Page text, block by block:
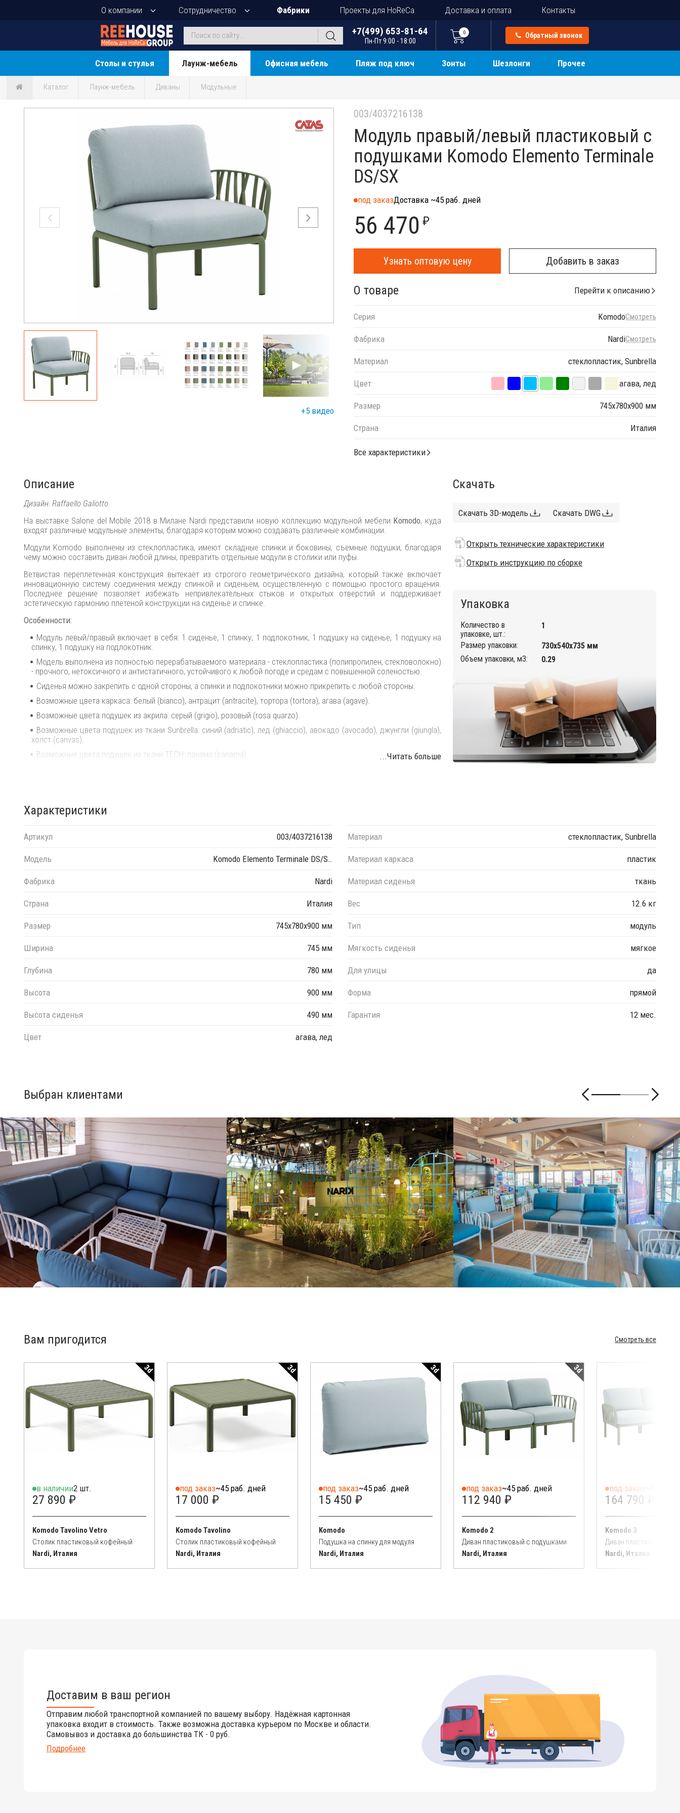
О компании Сотрудничество Фабрики Проекты для HoReCa Доставка и оплата Контакты
+7(499) 653-81-64
Пн-Пт 9:00 - 18:00
0 Обратный звонок
Столы и стулья Лаунж-мебель Офисная мебель Пляж под ключ Зонты Шезлонги Прочее
Каталог Лаунж-мебель Диваны Модульные
+5 видео
003/4037216138
Модуль правый/левый пластиковый с
подушками Komodo Elemento Terminale
DS/SX
под заказДоставка ~45 раб. дней
56 470 ₽
Узнать оптовую цену Добавить в заказ
О товаре Перейти к описанию
Серия KomodoСмотреть
Фабрика NardiСмотреть
Материал стеклопластик, Sunbrella
Цвет агава, лед
Размер 745х780х900 мм
Страна Италия
Все характеристики
Описание
Дизайн: Raffaello Galiotto.
На выставке Salone del Mobile 2018 в Милане Nardi представили новую коллекцию модульной мебели Komodo, куда
входят различные модульные элементы, благодаря которым можно создавать различные комбинации.
Модули Komodo выполнены из стеклопластика, имеют складные спинки и боковины, съемные подушки, благодаря
чему можно составить диван любой длины, превратить отдельные модули в столики или пуфы.
Ветвистая переплетенная конструкция вытекает из строгого геометрического дизайна, который также включает
инновационную систему соединения между спинкой и сиденьем, осуществленную с помощью простого вращения.
Последнее решение позволяет избежать непривлекательных стыков и открытых отверстий и поддерживает
эстетическую гармонию плетеной конструкции на сиденье и спинке.
Особенности:
Модуль левый/правый включает в себя: 1 сиденье, 1 спинку, 1 подлокотник, 1 подушку на сиденье, 1 подушку на
спинку, 1 подушку на подлокотник.
Модель выполнена из полностью перерабатываемого материала - стеклопластика (полипропилен, стекловолокно)
- прочного, нетоксичного и антистатичного, устойчивого к любой погоде и средам с повышенной соленостью.
Сиденья можно закрепить с одной стороны, а спинки и подлокотники можно прикрепить с любой стороны.
Возможные цвета каркаса: белый (bianco), антрацит (antracite), тортора (tortora), агава (agave).
Возможные цвета подушек из акрила: серый (grigio), розовый (rosa quarzo).
Возможные цвета подушек из ткани Sunbrella: синий (adriatic), лед (ghiaccio), авокадо (avocado), джунгли (giungla),
холст (canvas).
Возможные цвета подушек из ткани TECH: панама (panama).
Открыть инструкцию по сборке
Элементы серии Кomodo можно комбинировать между собой в любой последовательности, создавая
...Читать больше
Скачать
Скачать 3D-модель Скачать DWG
Открыть технические характеристики
Открыть инструкцию по сборке
Упаковка
Количество в
упаковке, шт.:
1
Размер упаковки:
730х540х735 мм
Объем упаковки, м3:
0.29
Характеристики
Артикул 003/4037216138
Модель Komodo Elemento Terminale DS/S…
Фабрика Nardi
Страна Италия
Размер 745х780х900 мм
Ширина 745 мм
Глубина 780 мм
Высота 900 мм
Высота сиденья 490 мм
Цвет агава, лед
Материал стеклопластик, Sunbrella
Материал каркаса пластик
Материал сиденья ткань
Вес 12.6 кг
Тип модуль
Мягкость сиденья мягкое
Для улицы да
Форма прямой
Гарантия 12 мес.
Выбран клиентами
Вам пригодится Смотреть все
3d
в наличии2 шт.
27 890 ₽
Komodo Tavolino Vetro
Столик пластиковый кофейный
Nardi, Италия
3d
под заказ~45 раб. дней
17 000 ₽
Komodo Tavolino
Столик пластиковый кофейный
Nardi, Италия
3d
под заказ~45 раб. дней
15 450 ₽
Komodo
Подушка на спинку для модуля
Nardi, Италия
3d
под заказ~45 раб. дней
112 940 ₽
Komodo 2
Диван пластиковый с подушками
Nardi, Италия
под заказ
164 790 ₽
Komodo 3
Диван пластиковый с
Nardi, Италия
Доставим в ваш регион
Отправим любой транспортной компанией по вашему выбору. Надёжная картонная
упаковка входит в стоимость. Также возможна доставка курьером по Москве и области.
Самовывоз и доставка до большинства ТК - 0 руб.
Подробнее